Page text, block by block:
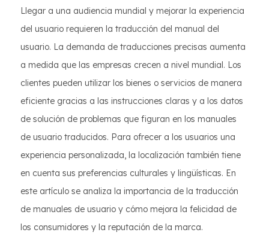
Llegar a una audiencia mundial y mejorar la experiencia
del usuario requieren la traducción del manual del
usuario. La demanda de traducciones precisas aumenta
a medida que las empresas crecen a nivel mundial. Los
clientes pueden utilizar los bienes o servicios de manera
eficiente gracias a las instrucciones claras y a los datos
de solución de problemas que figuran en los manuales
de usuario traducidos. Para ofrecer a los usuarios una
experiencia personalizada, la localización también tiene
en cuenta sus preferencias culturales y lingüísticas. En
este artículo se analiza la importancia de la traducción
de manuales de usuario y cómo mejora la felicidad de
los consumidores y la reputación de la marca.